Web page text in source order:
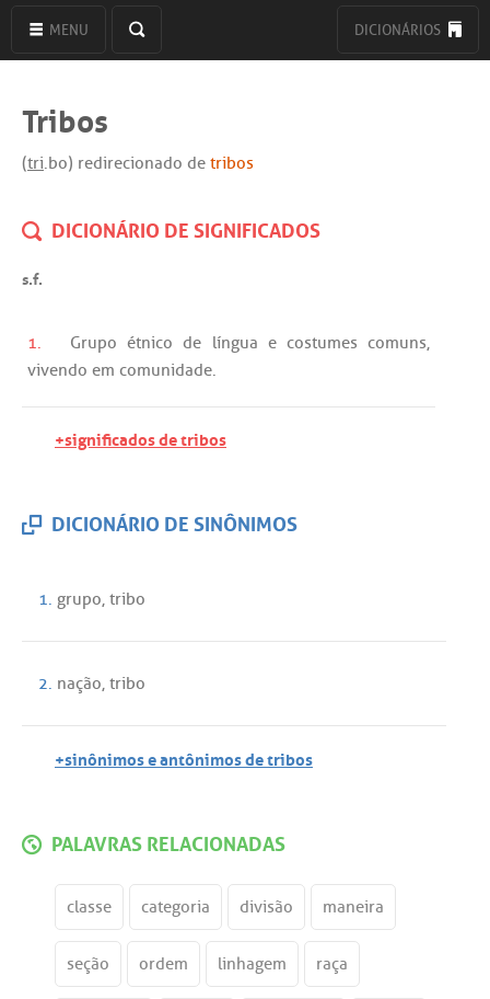
MENU DICIONÁRIOS
Tribos
(tri.bo) redirecionado de tribos
DICIONÁRIO DE SIGNIFICADOS
s.f.
1. Grupo étnico de língua e costumes comuns,
vivendo em comunidade.
+significados de tribos
DICIONÁRIO DE SINÔNIMOS
1. grupo, tribo
2. nação, tribo
+sinônimos e antônimos de tribos
PALAVRAS RELACIONADAS
classe categoria divisão maneira
seção ordem linhagem raça